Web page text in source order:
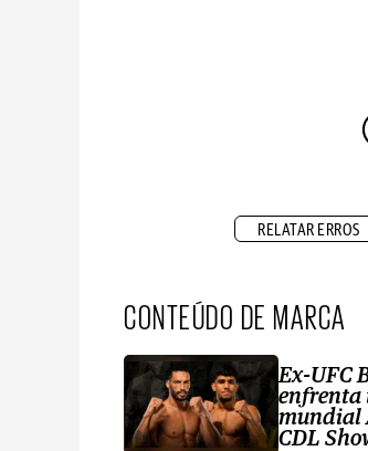
RELATAR ERROS
CONTEÚDO DE MARCA
Ex-UFC
enfrenta
mundial
CDL